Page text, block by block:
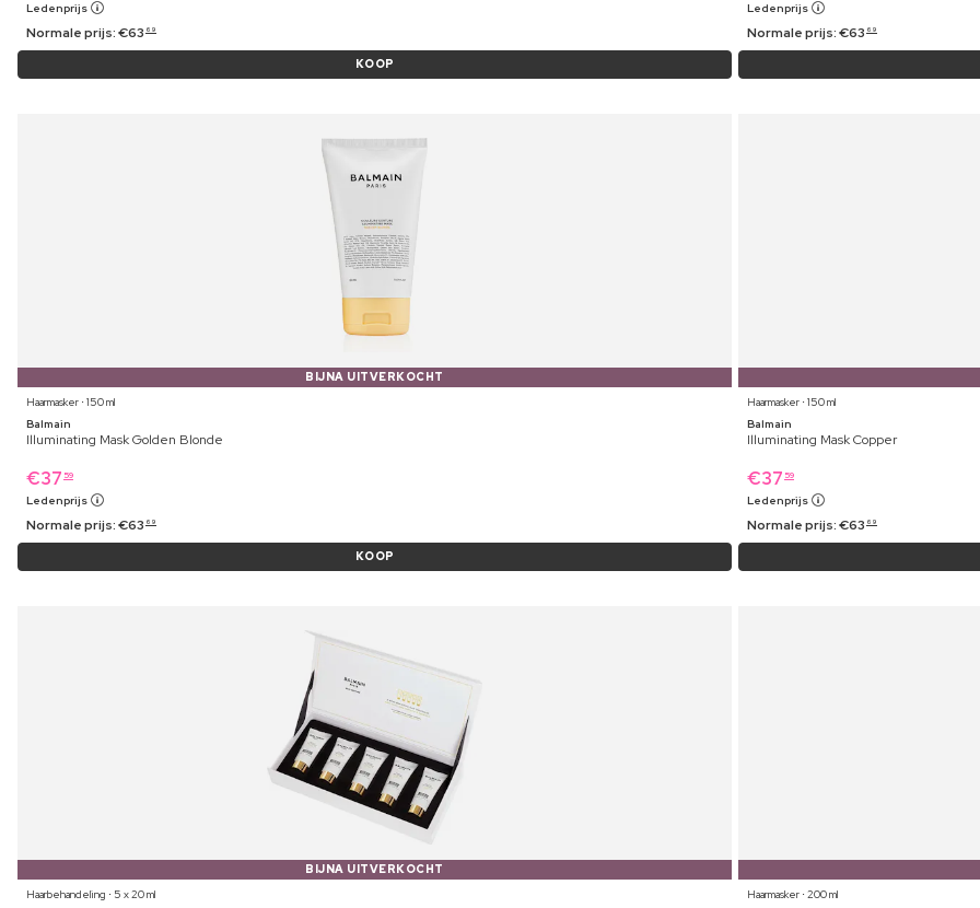
Ledenprijs
Normale prijs:€63 69
KOOP
Ledenprijs
Normale prijs:€63 69
BIJNA UITVERKOCHT
Haarmasker ⋅ 150 ml
Balmain
Illuminating Mask Golden Blonde
€37 59
Ledenprijs
Normale prijs:€63 69
KOOP
Haarmasker ⋅ 150 ml
Balmain
Illuminating Mask Copper
€37 59
Ledenprijs
Normale prijs:€63 69
BIJNA UITVERKOCHT
Haarbehandeling ⋅ 5 x 20 ml
Haarmasker ⋅ 200 ml